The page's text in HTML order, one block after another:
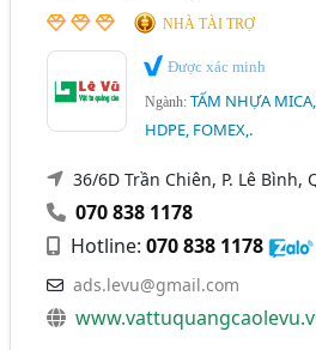
NHÀ TÀI TRỢ
Được xác minh
Ngành:TẤM NHỰA
HDPE, FOMEX,.
36/6D Trần Chiên, P. Lê Bình,
070 838 1178
Hotline:070 838 1178
ads.levu@gmail.com